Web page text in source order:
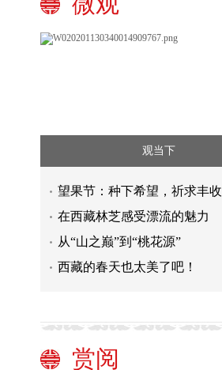
观当下
望果节：种下希望，祈求丰收
在西藏林芝感受漂流的魅力
从“山之巅”到“桃花源”
西藏的春天也太美了吧！
赏阅